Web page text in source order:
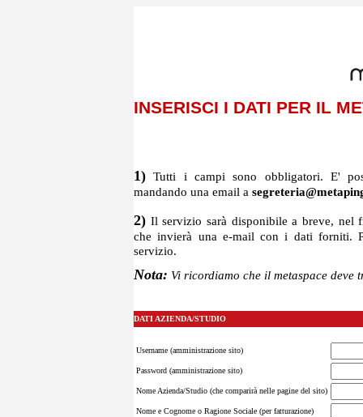
INSERISCI I DATI PER IL
1) Tutti i campi sono obbligatori. E'
mandando una email a
2) Il servizio sarà disponibile a breve, nel
che invierà una e-mail con i dati forniti.
servizio.
Nota: Vi ricordiamo che il metaspace deve
DATI AZIENDA/STUDIO
Username (amministrazione sito)
Password (amministrazione sito)
Nome Azienda/Studio (che comparirà nelle pagine del sito)
Nome e Cognome o Ragione Sociale (per fatturazione)